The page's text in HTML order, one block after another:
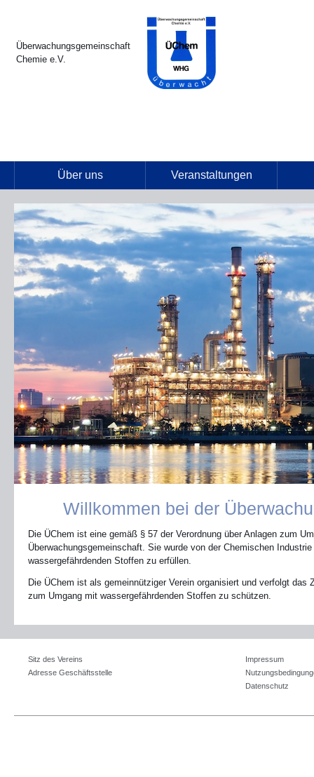
Überwachungsgemeinschaft
Chemie e.V.
Über uns Veranstaltungen
Willkommen bei der
Die ÜChem ist eine gemäß § 57 der Verordnung über Anlagen zum
Überwachungsgemeinschaft. Sie wurde von der Chemischen
wassergefährdenden Stoffen zu erfüllen.
Die ÜChem ist als gemeinnütziger Verein organisiert und verfolgt
zum Umgang mit wassergefährdenden Stoffen zu schützen.
Sitz des Vereins
Adresse Geschäftsstelle
Impressum
Datenschutz